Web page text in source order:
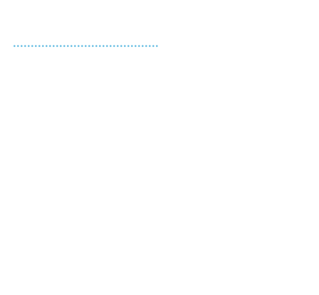
.........................................